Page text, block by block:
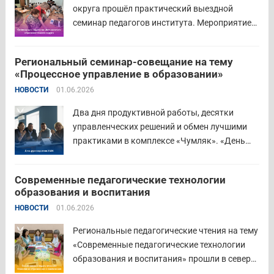
Читать дальше
округа прошёл практический выездной
семинар педагогов института. Мероприятие
Открывая встречу, заместитель
руководителя Управления образования
Притобольного муниципального округа
Наталья Сергеевна Иванова подчеркнула
важность очных практических встреч для...
Региональный семинар-совещание на тему
«Процессное управление в образовании»
НОВОСТИ 01.06.2026
Два дня продуктивной работы, десятки
управленческих решений и обмен лучшими
практиками в комплексе «Чумляк». «День
управления образованием для обсуждения
ключевых задач и развития системы
образования региона. Заместитель
губернатора по социальной политике
Наталья...
Современные педагогические технологии
образования и воспитания
НОВОСТИ 01.06.2026
Региональные педагогические чтения на тему
«Современные педагогические технологии
образования и воспитания» прошли в северо-